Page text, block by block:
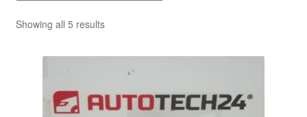
Количка
Контакт
Моята сметка
Showing all 5 resultsSorted
latest